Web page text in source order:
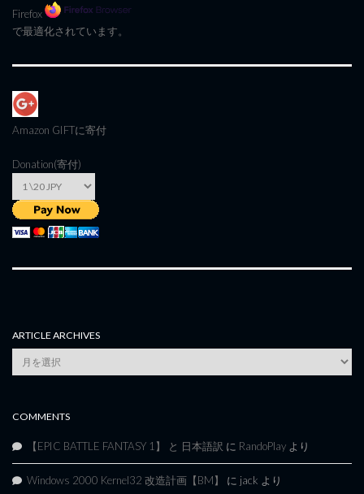
Firefox
で最適化されています。
Amazon GIFTに寄付
Donation(寄付)
ARTICLE ARCHIVES
Article
Archives
COMMENTS
【EPIC BATTLE FANTASY 1】 と 日本語訳 に RandoPlay より
Windows 2000 Kernel32 改造計画【BM】 に jack より